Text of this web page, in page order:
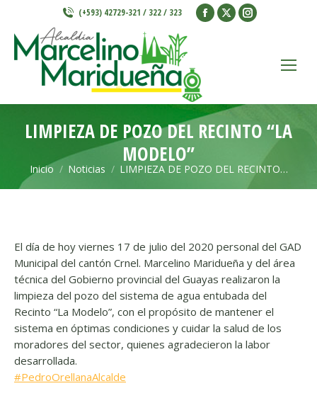
(+593) 42729-321 / 322 / 323
Facebook
window
X
window
Instagram
window
LIMPIEZA DE POZO DEL RECINTO “LA
MODELO”
Estás aquí:
Inicio Noticias LIMPIEZA DE POZO DEL RECINTO…
El día de hoy viernes 17 de julio del 2020 personal del GAD
Municipal del cantón Crnel. Marcelino Maridueña y del área
técnica del Gobierno provincial del Guayas realizaron la
limpieza del pozo del sistema de agua entubada del
Recinto “La Modelo”, con el propósito de mantener el
sistema en óptimas condiciones y cuidar la salud de los
moradores del sector, quienes agradecieron la labor
desarrollada.
#PedroOrellanaAlcalde